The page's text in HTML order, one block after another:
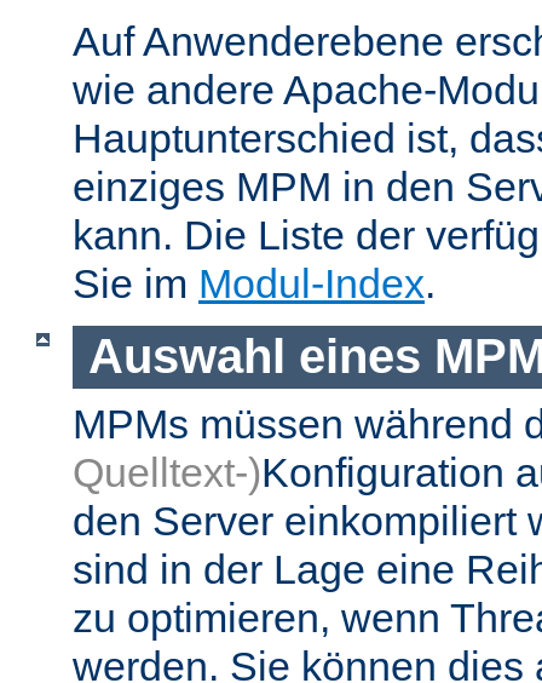
Auf Anwenderebene
wie andere Apache-
Hauptunterschied ist,
einziges MPM in den
kann. Die Liste der
Sie im Modul-Index.
Auswahl eines
MPMs müssen während
Quelltext-)Konfiguration
den Server einkompiliert
sind in der Lage eine
zu optimieren, wenn
werden. Sie können dies